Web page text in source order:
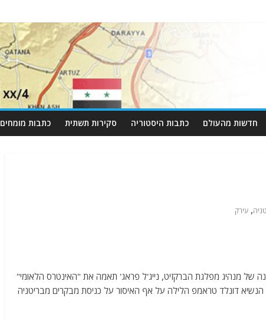
חדשות מהעולם כתבות היסטוריה סקירות תשתית כתבות מומחים
, עירק
של מנהיג מפלגת הברקזיט, נייג'ל פראג' תאמה את "האינטרס הלאומי"
דונלד טראמפ הלילה על אף האיסור על כניסת מבקרים מבריטניה